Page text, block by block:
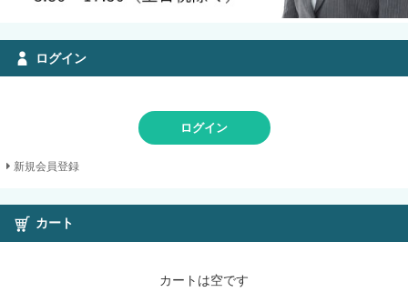
ログイン
ログイン
新規会員登録
カート
カートは空です